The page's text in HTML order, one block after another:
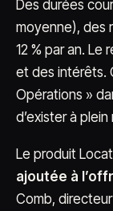
Des durées
moyenne), des
12 % par an. Le
et des intérêts.
Opérations »
d’exister à plein
Le produit
ajoutée à
Comb,